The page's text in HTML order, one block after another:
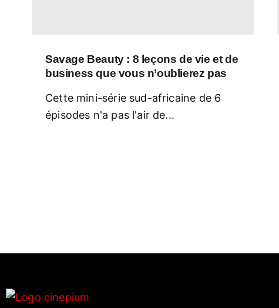
Savage Beauty : 8 leçons de vie et de
business que vous n’oublierez pas
Cette mini-série sud-africaine de 6
épisodes n'a pas l'air de...